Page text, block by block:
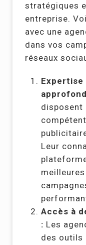
stratégiques
entreprise.
avec une
dans vos
réseaux
Expertise
disposent
Leur
Accès à
: Les
des outils